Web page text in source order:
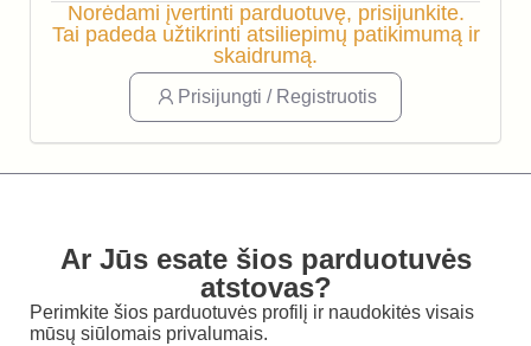
Norėdami įvertinti parduotuvę, prisijunkite.
Tai padeda užtikrinti atsiliepimų patikimumą ir
skaidrumą.
Prisijungti / Registruotis
Ar Jūs esate šios parduotuvės
atstovas?
Perimkite šios parduotuvės profilį ir naudokitės visais
mūsų siūlomais privalumais.